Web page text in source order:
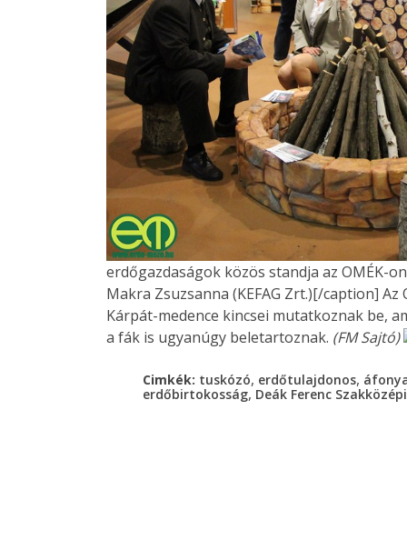
erdőgazdaságok közös standja az OMÉK-
Makra Zsuzsanna (KEFAG Zrt.)[/caption]
Kárpát-medence kincsei mutatkoznak be,
a fák is ugyanúgy beletartoznak. (FM Sajtó)
Cimkék: tuskózó, erdőtulajdonos,
erdőbirtokosság, Deák Ferenc